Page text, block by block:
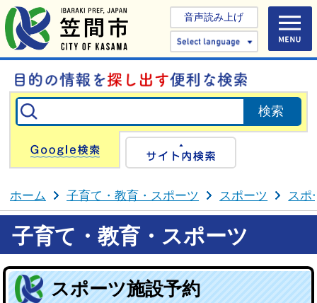
音声読み上げ
Select
Google検索
ホーム 子育て・教育・スポーツ スポーツ スポ
子育て・教育・スポーツ
スポーツ施設予約